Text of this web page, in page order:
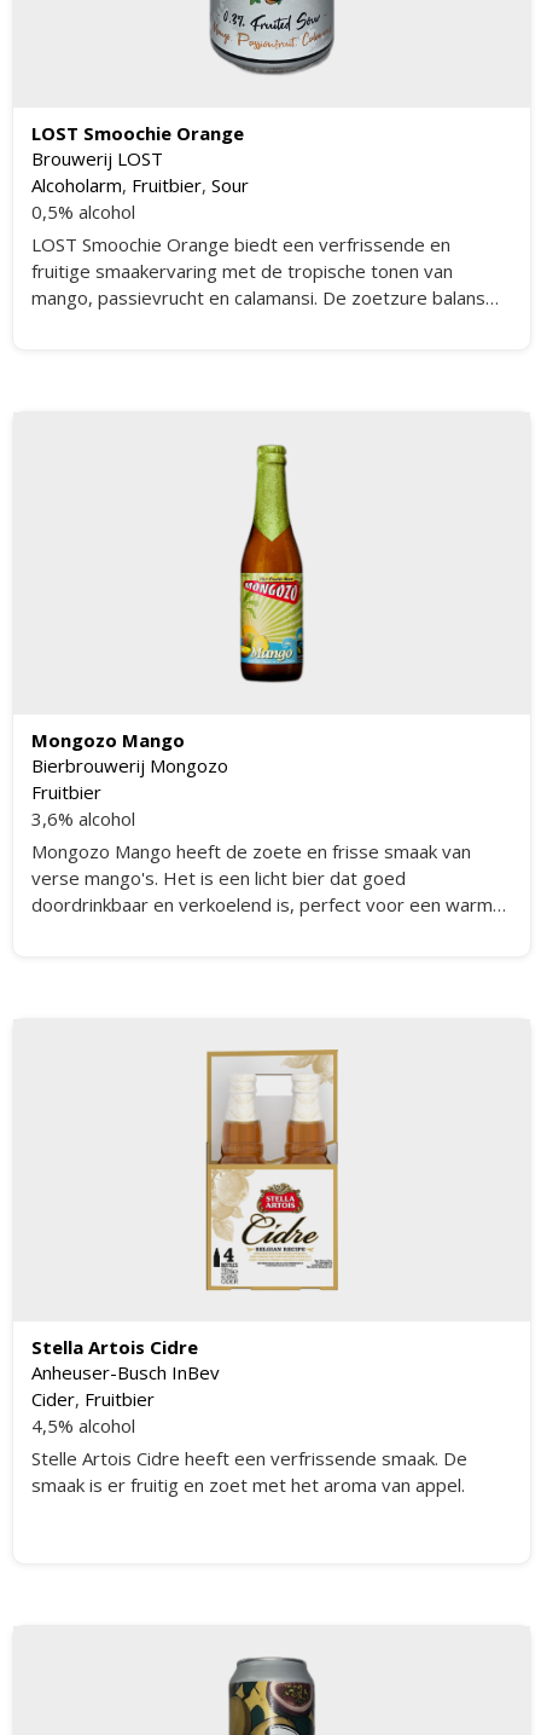
LOST Smoochie Orange
Brouwerij LOST
Alcoholarm, Fruitbier, Sour
0,5% alcohol
LOST Smoochie Orange biedt een verfrissende en
fruitige smaakervaring met de tropische tonen van
mango, passievrucht en calamansi. De zoetzure balans
Mongozo Mango
Bierbrouwerij Mongozo
Fruitbier
3,6% alcohol
Mongozo Mango heeft de zoete en frisse smaak van
verse mango's. Het is een licht bier dat goed
doordrinkbaar en verkoelend is, perfect voor een warme
Stella Artois Cidre
Anheuser-Busch InBev
Cider, Fruitbier
4,5% alcohol
Stelle Artois Cidre heeft een verfrissende smaak. De
smaak is er fruitig en zoet met het aroma van appel.